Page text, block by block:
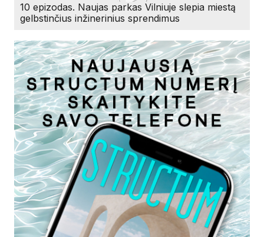
10 epizodas. Naujas parkas Vilniuje slepia miestą
gelbstinčius inžinerinius sprendimus